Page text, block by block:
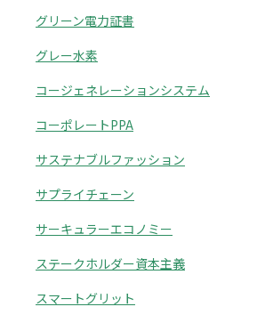
グリーン電力証書
グレー水素
コージェネレーションシステム
コーポレートPPA
サステナブルファッション
サプライチェーン
サーキュラーエコノミー
ステークホルダー資本主義
スマートグリット